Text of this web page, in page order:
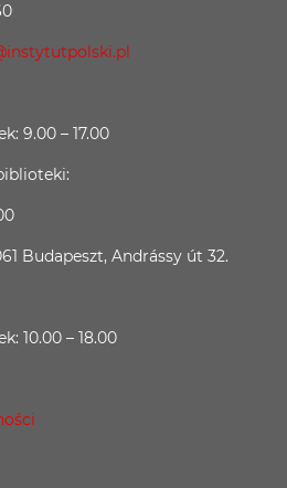
9.00 – 17.00
Budapeszt, Andrássy út 32.
10.00 – 18.00